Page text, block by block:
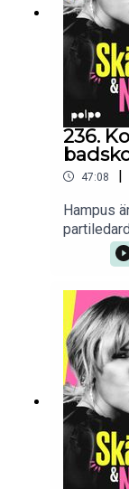
236.
47:08 |
Hampus
och stått
firas
kvar till
väljer
Mia
Anna
Anna